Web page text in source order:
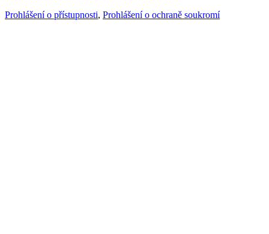
Prohlášení o přístupnosti, Prohlášení o ochraně soukromí